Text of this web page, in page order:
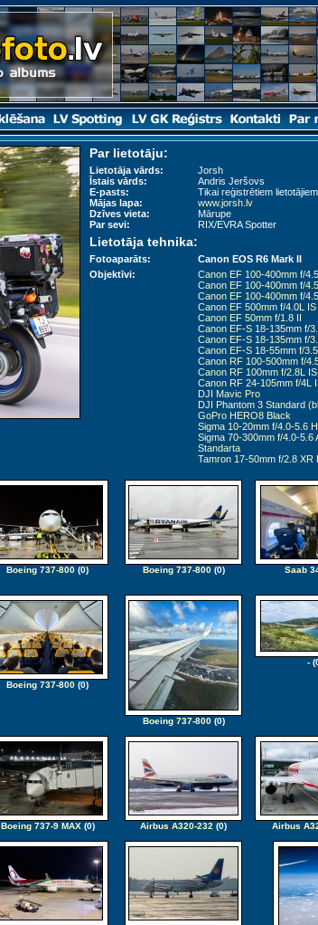
Par lietotāju:
Lietotāja vārds:
Jorsh
Īstais vārds:
Andris Jeršovs
E-pasts:
Tikai reģistrētiem lietotājiem.
Mājas lapa:
www.jorsh.lv
Dzīves vieta:
Mārupe
Par sevi:
RIX/EVRA Spotter
Lietotāja tehnika:
Fotoaparāts:
Canon EOS R6 Mark II
Objektīvi:
Canon EF 100-400mm f/
Canon EF 100-400mm f/
Canon EF 100-400mm f/
Canon EF 500mm f/4.0L
Canon EF 50mm f/1.8 II
Canon EF-S 18-135mm f/
Canon EF-S 18-135mm f/
Canon EF-S 18-55mm f/
Canon RF 100-500mm f/
Canon RF 100mm f/2.8L
Canon RF 24-105mm f/4L
DJI Mavic Pro
DJI Phantom 3 Standard
GoPro HERO8 Black
Sigma 10-20mm f/4.0-5.6
Sigma 70-300mm f/4.0-5.6
Standarta
Tamron 17-50mm f/2.8 XR
Boeing 737-800 (0) Boeing 737-800(0) Saab
Boeing 737-800 (0)
Boeing 737-800(0)
-
Boeing 737-9 MAX(0) Airbus A320-232 (0) Airbus